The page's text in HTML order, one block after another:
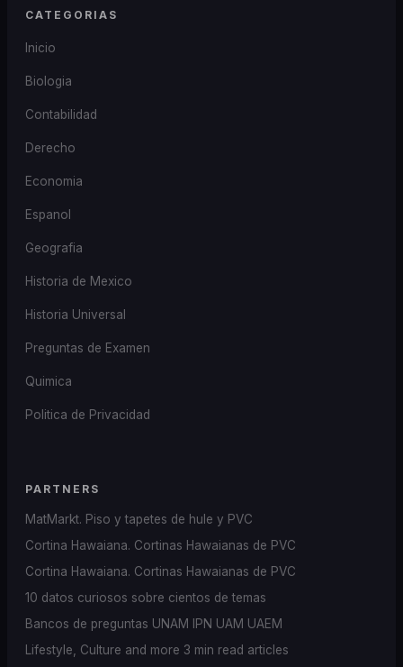
CATEGORIAS
Inicio
Biologia
Contabilidad
Derecho
Economia
Espanol
Geografia
Historia de Mexico
Historia Universal
Preguntas de Examen
Quimica
Politica de Privacidad
PARTNERS
MatMarkt. Piso y tapetes de hule y PVC
Cortina Hawaiana. Cortinas Hawaianas de PVC
Cortina Hawaiana. Cortinas Hawaianas de PVC
10 datos curiosos sobre cientos de temas
Bancos de preguntas UNAM IPN UAM UAEM
Lifestyle, Culture and more 3 min read articles